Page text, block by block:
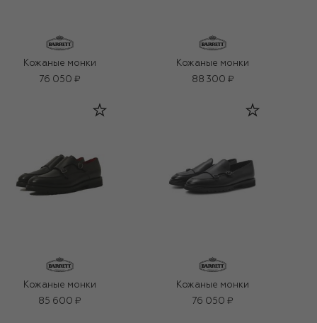
Кожаные монки
76 050 ₽
Кожаные монки
88 300 ₽
Кожаные монки
85 600 ₽
Кожаные монки
76 050 ₽